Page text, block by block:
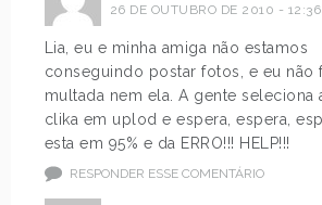
26 DE OUTUBRO DE 2010 - 12:36
Lia, eu e minha amiga não estamos
conseguindo postar fotos, e eu não
multada nem ela. A gente seleciona
clika em uplod e espera, espera,
esta em 95% e da ERRO!!! HELP!!!
RESPONDER ESSE COMENTÁRIO